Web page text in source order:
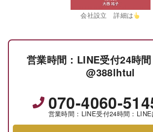
会社設立 詳細は
営業時間：LINE受付24時
@388lhtul
070-4060-
営業時間：LINE受付24時間：